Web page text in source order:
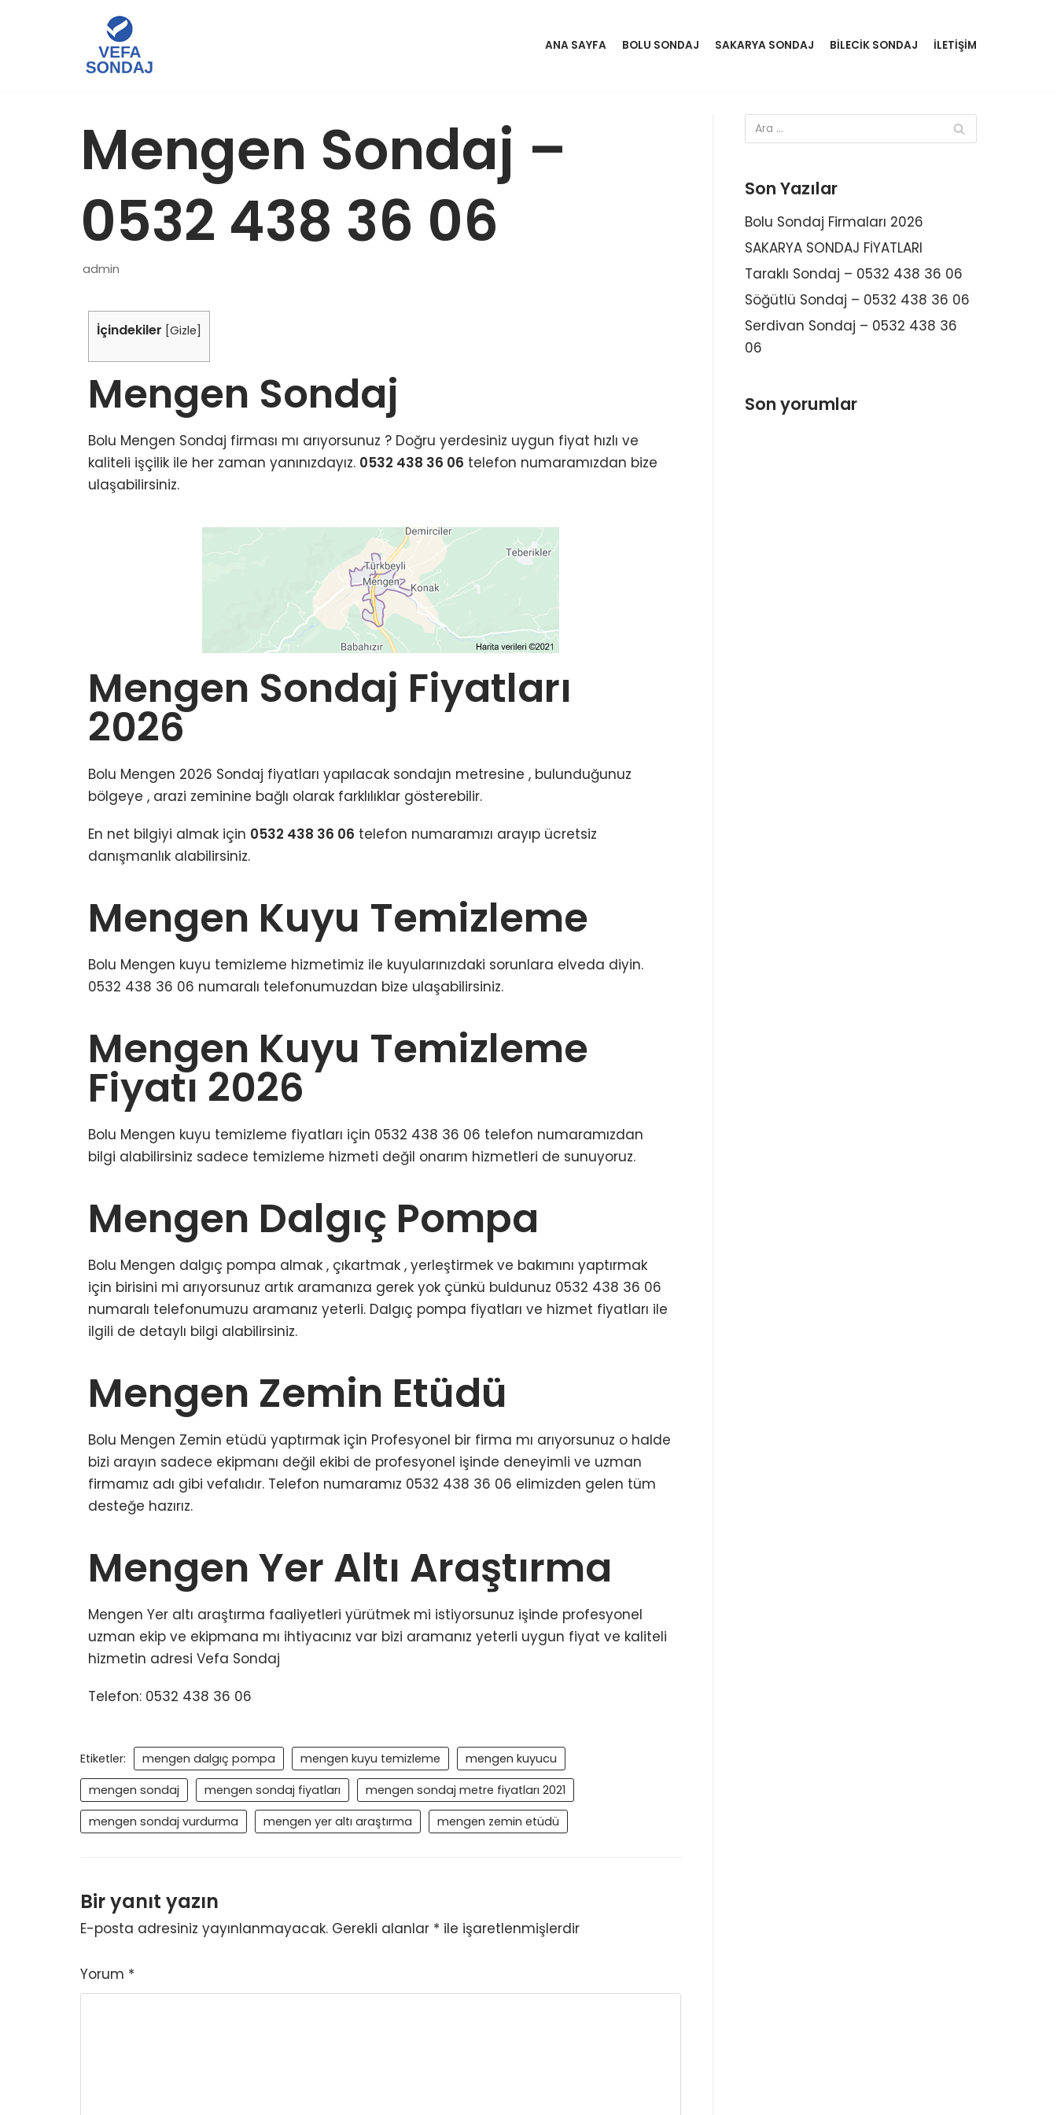
ANA SAYFA BOLU SONDAJ SAKARYA SONDAJ BİLECİK SONDAJ İLETİŞİM
Mengen Sondaj –
0532 438 36 06
admin
İçindekiler [Gizle]
Mengen Sondaj
Bolu Mengen Sondaj firması mı arıyorsunuz ? Doğru yerdesiniz uygun fiyat hızlı ve
kaliteli işçilik ile her zaman yanınızdayız. 0532 438 36 06 telefon numaramızdan bize
ulaşabilirsiniz.
Mengen Sondaj Fiyatları
2026
Bolu Mengen 2026 Sondaj fiyatları yapılacak sondajın metresine , bulunduğunuz
bölgeye , arazi zeminine bağlı olarak farklılıklar gösterebilir.
En net bilgiyi almak için 0532 438 36 06 telefon numaramızı arayıp ücretsiz
danışmanlık alabilirsiniz.
Mengen Kuyu Temizleme
Bolu Mengen kuyu temizleme hizmetimiz ile kuyularınızdaki sorunlara elveda diyin.
0532 438 36 06 numaralı telefonumuzdan bize ulaşabilirsiniz.
Mengen Kuyu Temizleme
Fiyatı 2026
Bolu Mengen kuyu temizleme fiyatları için 0532 438 36 06 telefon numaramızdan
bilgi alabilirsiniz sadece temizleme hizmeti değil onarım hizmetleri de sunuyoruz.
Mengen Dalgıç Pompa
Bolu Mengen dalgıç pompa almak , çıkartmak , yerleştirmek ve bakımını yaptırmak
için birisini mi arıyorsunuz artık aramanıza gerek yok çünkü buldunuz 0532 438 36 06
numaralı telefonumuzu aramanız yeterli. Dalgıç pompa fiyatları ve hizmet fiyatları ile
ilgili de detaylı bilgi alabilirsiniz.
Mengen Zemin Etüdü
Bolu Mengen Zemin etüdü yaptırmak için Profesyonel bir firma mı arıyorsunuz o halde
bizi arayın sadece ekipmanı değil ekibi de profesyonel işinde deneyimli ve uzman
firmamız adı gibi vefalıdır. Telefon numaramız 0532 438 36 06 elimizden gelen tüm
desteğe hazırız.
Mengen Yer Altı Araştırma
Mengen Yer altı araştırma faaliyetleri yürütmek mi istiyorsunuz işinde profesyonel
uzman ekip ve ekipmana mı ihtiyacınız var bizi aramanız yeterli uygun fiyat ve kaliteli
hizmetin adresi Vefa Sondaj
Telefon: 0532 438 36 06
Etiketler: mengen dalgıç pompa mengen kuyu temizleme
mengen kuyucu
mengen sondaj
mengen sondaj fiyatları
mengen sondaj metre fiyatları 2021
mengen sondaj vurdurma
mengen yer altı araştırma mengen zemin etüdü
Bir yanıt yazın
E-posta adresiniz yayınlanmayacak. Gerekli alanlar * ile işaretlenmişlerdir
Yorum *
Son Yazılar
Bolu Sondaj Firmaları 2026
SAKARYA SONDAJ FİYATLARI
Taraklı Sondaj – 0532 438 36 06
Söğütlü Sondaj – 0532 438 36 06
Serdivan Sondaj – 0532 438 36
06
Son yorumlar